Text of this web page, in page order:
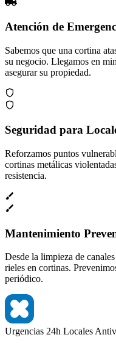
Atención de
Sabemos que una cortina
su negocio. Llegamos en
asegurar su propiedad.
Seguridad para
Reforzamos puntos
cortinas metálicas
resistencia.
Mantenimiento
Desde la limpieza de
rieles en cortinas.
periódico.
Urgencias 24h Locales